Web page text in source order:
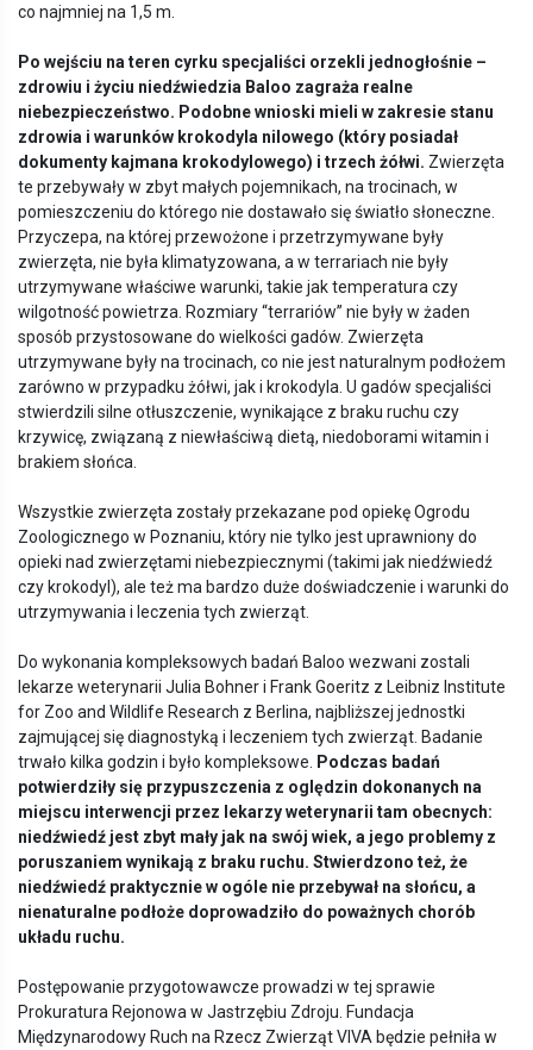
co najmniej na 1,5 m.
Po wejściu na teren cyrku specjaliści orzekli jednogłośnie –
zdrowiu i życiu niedźwiedzia Baloo zagraża realne
niebezpieczeństwo. Podobne wnioski mieli w zakresie stanu
zdrowia i warunków krokodyla nilowego (który posiadał
dokumenty kajmana krokodylowego) i trzech żółwi. Zwierzęta
te przebywały w zbyt małych pojemnikach, na trocinach, w
pomieszczeniu do którego nie dostawało się światło słoneczne.
Przyczepa, na której przewożone i przetrzymywane były
zwierzęta, nie była klimatyzowana, a w terrariach nie były
utrzymywane właściwe warunki, takie jak temperatura czy
wilgotność powietrza. Rozmiary “terrariów” nie były w żaden
sposób przystosowane do wielkości gadów. Zwierzęta
utrzymywane były na trocinach, co nie jest naturalnym podłożem
zarówno w przypadku żółwi, jak i krokodyla. U gadów specjaliści
stwierdzili silne otłuszczenie, wynikające z braku ruchu czy
krzywicę, związaną z niewłaściwą dietą, niedoborami witamin i
brakiem słońca.
Wszystkie zwierzęta zostały przekazane pod opiekę Ogrodu
Zoologicznego w Poznaniu, który nie tylko jest uprawniony do
opieki nad zwierzętami niebezpiecznymi (takimi jak niedźwiedź
czy krokodyl), ale też ma bardzo duże doświadczenie i warunki do
utrzymywania i leczenia tych zwierząt.
Do wykonania kompleksowych badań Baloo wezwani zostali
lekarze weterynarii Julia Bohner i Frank Goeritz z Leibniz Institute
for Zoo and Wildlife Research z Berlina, najbliższej jednostki
zajmującej się diagnostyką i leczeniem tych zwierząt. Badanie
trwało kilka godzin i było kompleksowe.
Podczas badań
potwierdziły się przypuszczenia z oględzin dokonanych na
miejscu interwencji przez lekarzy weterynarii tam obecnych:
niedźwiedź jest zbyt mały jak na swój wiek, a jego problemy z
poruszaniem wynikają z braku ruchu. Stwierdzono też, że
niedźwiedź praktycznie w ogó le nie przebywał na słońcu, a
nienaturalne podłoże doprowadziło do poważnych choró b
układu ruchu.
Postępowanie przygotowawcze prowadzi w tej sprawie
Prokuratura Rejonowa w Jastrzębiu Zdroju. Fundacja
Międzynarodowy Ruch na Rzecz Zwierząt VIVA będzie pełniła w